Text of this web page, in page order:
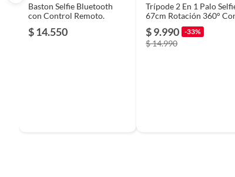
Requiere Serial Number
Baston Selfie Bluetooth
con Control Remoto.
$ 14.550
Trípode 2 En 1 Palo
67cm Rotación 360°
Control Inalámbrico
$ 9.990 -33%
$ 14.990